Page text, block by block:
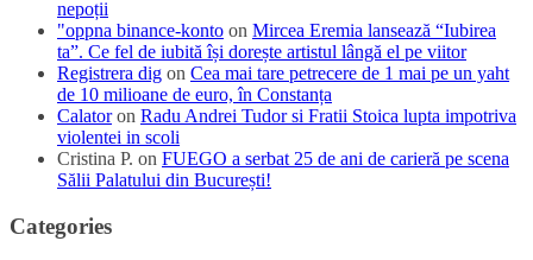
nepoții
"oppna binance-konto on Mircea Eremia lansează “Iubirea
ta”. Ce fel de iubită își dorește artistul lângă el pe viitor
Registrera dig on Cea mai tare petrecere de 1 mai pe un yaht
de 10 milioane de euro, în Constanța
Calatoron Radu Andrei Tudor si Fratii Stoica lupta impotriva
violentei in scoli
Cristina P. on FUEGO a serbat 25 de ani de carieră pe scena
Sălii Palatului din București!
Categories